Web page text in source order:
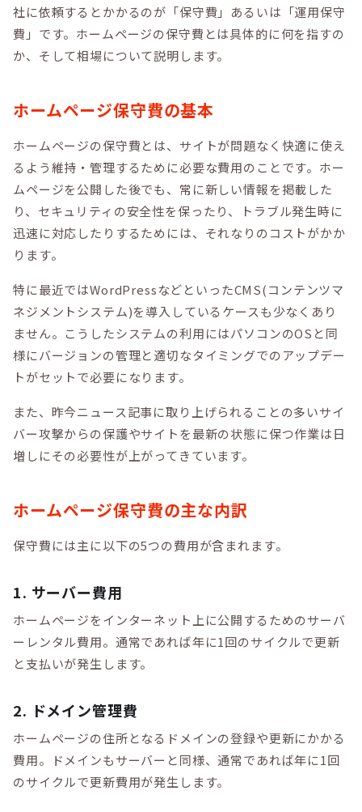
社に依頼するとかかるのが「保守費」あるいは「運用保守
費」です。ホームページの保守費とは具体的に何を指すの
か、そして相場について説明します。
ホームページ保守費の基本
ホームページの保守費とは、サイトが問題なく快適に使え
るよう維持・管理するために必要な費用のことです。ホー
ムページを公開した後でも、常に新しい情報を掲載した
り、セキュリティの安全性を保ったり、トラブル発生時に
迅速に対応したりするためには、それなりのコストがかか
ります。
特に最近ではWordPressなどといったCMS(コンテンツマ
ネジメントシステム)を導入しているケースも少なくあり
ません。こうしたシステムの利用にはパソコンのOSと同
様にバージョンの管理と適切なタイミングでのアップデー
トがセットで必要になります。
また、昨今ニュース記事に取り上げられることの多いサイ
バー攻撃からの保護やサイトを最新の状態に保つ作業は日
増しにその必要性が上がってきています。
ホームページ保守費の主な内訳
保守費には主に以下の5つの費用が含まれます。
1. サーバー費用
ホームページをインターネット上に公開するためのサーバ
ーレンタル費用。通常であれば年に1回のサイクルで更新
と支払いが発生します。
2. ドメイン管理費
ホームページの住所となるドメインの登録や更新にかかる
費用。ドメインもサーバーと同様、通常であれば年に1回
のサイクルで更新費用が発生します。